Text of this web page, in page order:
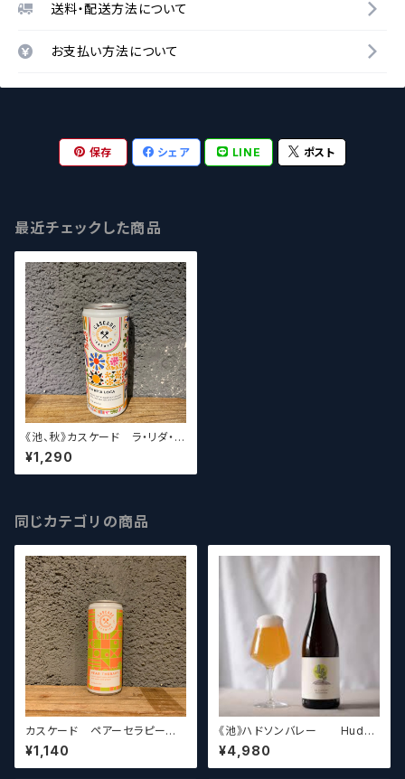
送料・配送方法について
お支払い方法について
保存 シェア LINE ポスト
最近チェックした商品
《池、秋》カスケード ラ・リダ・ロ
カ Cascade Brewing LA RI
TA LOCA 【クラフトビールシザ
ーズ】
¥1,290
同じカテゴリの商品
カスケード ペアーセラピー
Cascade Brewing PEAR TH
ERAPY【クラフトビールシザー
ズ】
¥1,140
《池》ハドソンバレー Hudso
n Valley Blossom
¥4,980